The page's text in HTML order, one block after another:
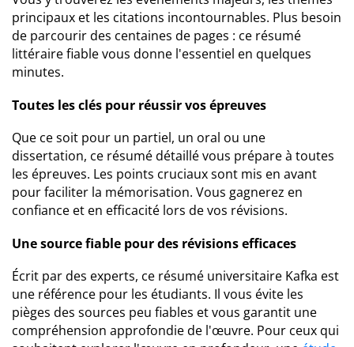
principaux et les citations incontournables. Plus besoin
de parcourir des centaines de pages : ce résumé
littéraire fiable vous donne l'essentiel en quelques
minutes.
Toutes les clés pour réussir vos épreuves
Que ce soit pour un partiel, un oral ou une
dissertation, ce résumé détaillé vous prépare à toutes
les épreuves. Les points cruciaux sont mis en avant
pour faciliter la mémorisation. Vous gagnerez en
confiance et en efficacité lors de vos révisions.
Une source fiable pour des révisions efficaces
Écrit par des experts, ce résumé universitaire Kafka est
une référence pour les étudiants. Il vous évite les
pièges des sources peu fiables et vous garantit une
compréhension approfondie de l'œuvre. Pour ceux qui